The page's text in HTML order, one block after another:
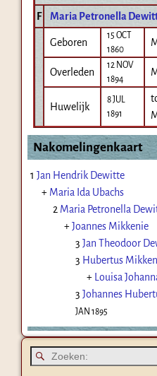
F
Maria Petronella
Geboren
15 OCT
1860
Overleden
12 NOV
1894
Huwelijk
8 JUL
1891
Nakomelingenkaart
1 Jan Hendrik Dewitte
+ Maria Ida Ubachs
2 Maria Petronella
+Joannes Mikkenie
3 Jan Theodoor
3 Hubertus
+ Louisa
3 Johannes
JAN 1895